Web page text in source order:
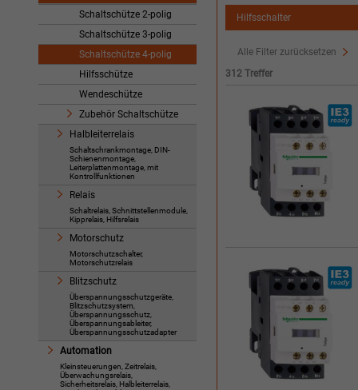
Schaltschütze 2-polig
Schaltschütze 3-polig
Schaltschütze 4-polig
Hilfsschütze
Wendeschütze
Zubehör Schaltschütze
Halbleiterrelais
Schaltschrankmontage, DIN-
Schienenmontage,
Leiterplattenmontage, mit
Kontrollfunktionen
Relais
Schaltrelais, Schnittstellenmodule,
Kipprelais, Hilfsrelais
Motorschutz
Motorschutzschalter,
Motorschutzrelais
Blitzschutz
Überspannungsschutzgeräte,
Blitzschutzsystem,
Überspannungsschutz,
Überspannungsableiter,
Überspannungsschutzadapter
Automation
Kleinsteuerungen, Zeitrelais,
Überwachungsrelais,
Sicherheitsrelais, Halbleiterrelais,
Hilfsschalter
Alle Filter zurücksetzen
312 Treffer